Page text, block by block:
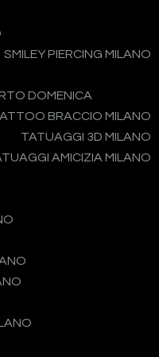
SMILEY PIERCING MILANO
DOMENICA
BRACCIO MILANO
TATUAGGI 3D MILANO
AMICIZIA MILANO